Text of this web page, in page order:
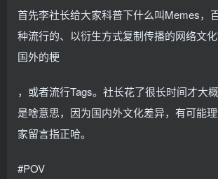
首先李社长给大家科普下什么叫Memes，
种流行的、以衍生方式复制传播的网络文
国外的梗
，或者流行Tags。社长花了很长时间才大
是啥意思，因为国内外文化差异，有可能
家留言指正哈。
#POV